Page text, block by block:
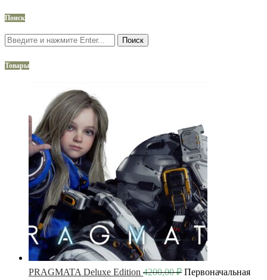
Поиск
Поиск
Товары
PRAGMATA Deluxe Edition 4200,00₽ Первоначальная